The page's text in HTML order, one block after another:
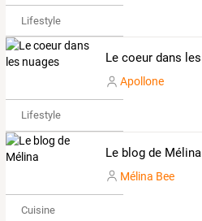
Lifestyle
Apollone
Lifestyle
Le blog de Mélina
Mélina Bee
Cuisine